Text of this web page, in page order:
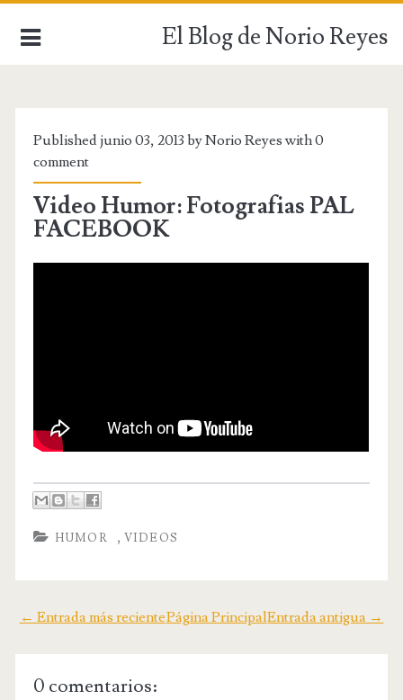
El Blog de Norio Reyes
Published junio 03, 2013 by Norio Reyes with0
comment
Video Humor: Fotografias PAL
FACEBOOK
HUMOR , VIDEOS
← Entrada más reciente Entrada antigua →
Página Principal
0 comentarios: